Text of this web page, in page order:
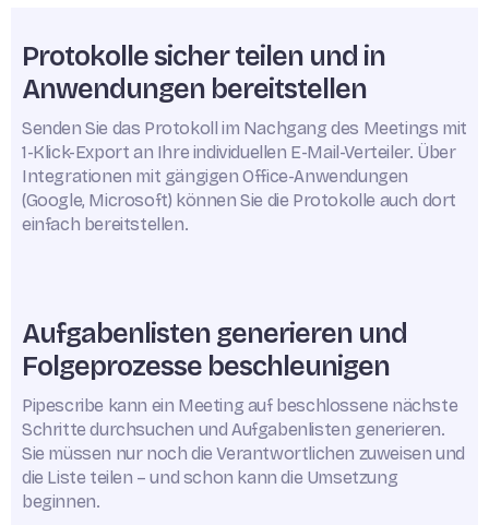
Protokolle sicher teilen und in
Anwendungen bereitstellen
Senden Sie das Protokoll im Nachgang des Meetings mit
1-Klick-Export an Ihre individuellen E-Mail-Verteiler. Über
Integrationen mit gängigen Office-Anwendungen
(Google, Microsoft) können Sie die Protokolle auch dort
einfach bereitstellen.
Aufgabenlisten generieren und
Folgeprozesse beschleunigen
Pipescribe kann ein Meeting auf beschlossene nächste
Schritte durchsuchen und Aufgabenlisten generieren.
Sie müssen nur noch die Verantwortlichen zuweisen und
die Liste teilen – und schon kann die Umsetzung
beginnen.